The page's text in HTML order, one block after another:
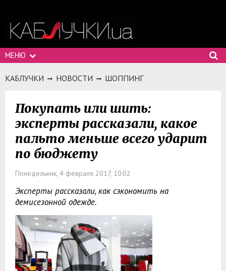
МЕНЮ
КАБЛУЧКИ НОВОСТИ ШОППИНГ
Покупать или шить:
эксперты рассказали, какое
пальто меньше всего ударит
по бюджету
Понедельник, 4 февраля 2017, 10:02
Эксперты рассказали, как сэкономить на
демисезонной одежде.